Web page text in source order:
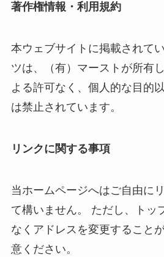
著作権情報・利用規約
本ウェブサイトに掲載されて
ツは、（有）マーストが所有
よる許可なく、個人的な目的
は禁止されています。
リンクに関する事項
当ホームページへはご自由に
て構いません。 ただし、トッ
なくアドレスを変更すること
意ください。